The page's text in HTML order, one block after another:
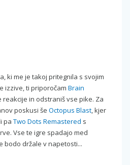
ki me je takoj pritegnila s svojim
izzive, ti priporočam Brain
reakcije in odstraniš vse pike. Za
poskusi še Octopus Blast, kjer
pa Two Dots Remastered s
Vse te igre spadajo med
bodo držale v napetosti...